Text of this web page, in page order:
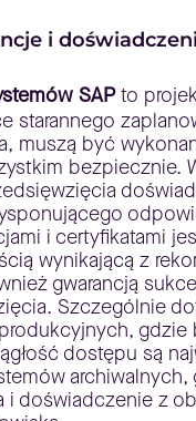
i
SAPto
starannego
muszą być
bezpiecznie.
i certyfikatami
wynikającą z
gwarancją
Szczególnie
dostępu są
i doświadczenie z